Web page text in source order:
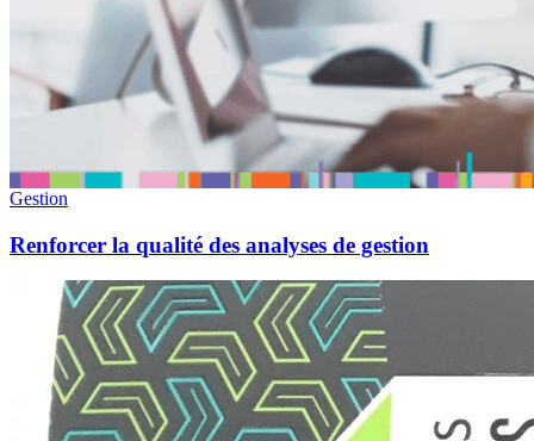
Gestion
Renforcer la qualité des analyses de gestion